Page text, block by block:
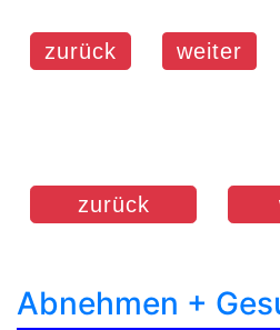
zurück weiter
zurück
Abnehmen +